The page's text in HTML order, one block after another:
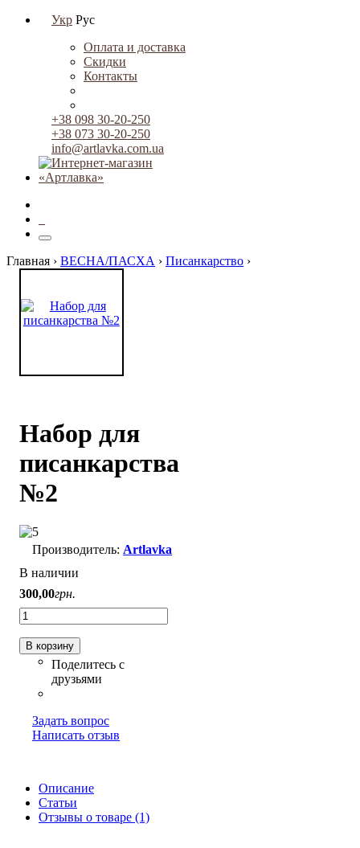
Укр Рус
Оплата и доставка
Скидки
Контакты
+38 098 30-20-250
+38 073 30-20-250
info@artlavka.com.ua
Главная › ВЕСНА/ПАСХА › Писанкарство ›
Набор для
писанкарства
№2
Artlavka
В наличии
300,00грн.
В корзину
Задать вопрос
Написать отзыв
Описание
Статьи
Отзывы о товаре (1)